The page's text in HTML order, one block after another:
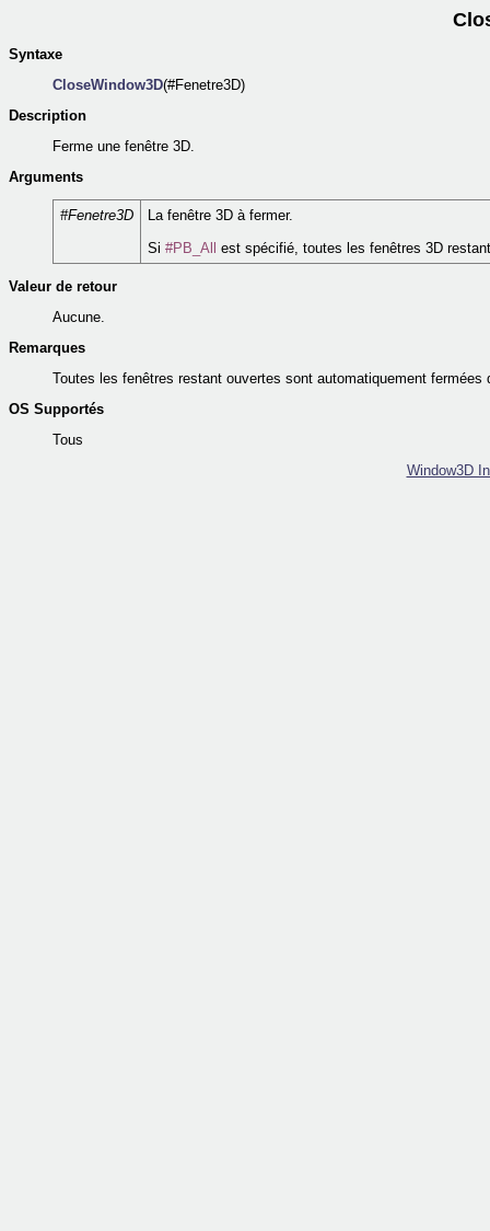
Syntaxe
CloseWindow3D(#Fenetre3D)
Description
Ferme une fenêtre 3D.
Arguments
#Fenetre3D
La fenêtre 3D à fermer.
Si #PB_All est spécifié, toutes les fenêtres 3D
Valeur de retour
Aucune.
Remarques
Toutes les fenêtres restant ouvertes sont automatiquement fermées
OS Supportés
Tous
Window3D